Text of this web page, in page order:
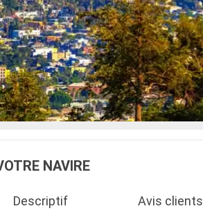
NAVIRE
Descriptif Avis clients